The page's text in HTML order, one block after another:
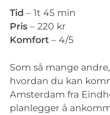
Tid – 1t 45 min
Pris – 220 kr
Komfort – 4/5
Som så mange
hvordan du kan
Amsterdam fra
planlegger å